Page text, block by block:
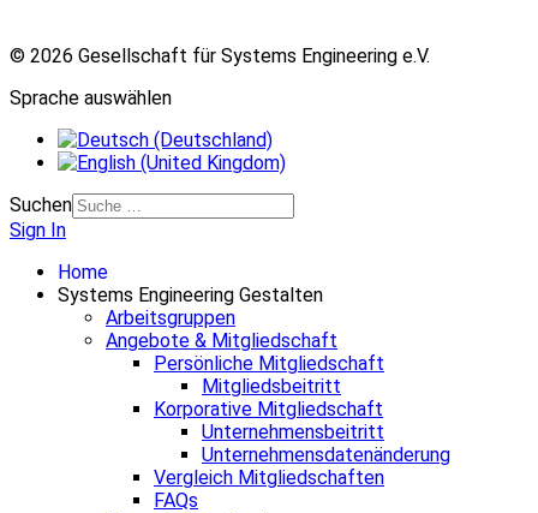
© 2026 Gesellschaft für Systems Engineering e.V.
Sprache auswählen
Suchen
Sign In
Home
Systems Engineering Gestalten
Arbeitsgruppen
Angebote & Mitgliedschaft
Persönliche Mitgliedschaft
Mitgliedsbeitritt
Korporative Mitgliedschaft
Unternehmensbeitritt
Unternehmensdatenänderung
Vergleich Mitgliedschaften
FAQs